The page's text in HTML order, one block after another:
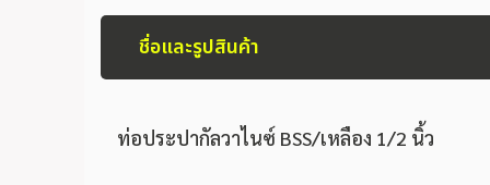
ชื่อและรูปสินค้า
ท่อประปากัลวาไนซ์ BSS/เหลือง 1/2 นิ้ว